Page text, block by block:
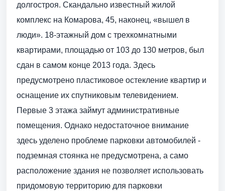
долгостроя. Скандально известный жилой
комплекс на Комарова, 45, наконец, «вышел в
люди». 18-этажный дом с трехкомнатными
квартирами, площадью от 103 до 130 метров, был
сдан в самом конце 2013 года. Здесь
предусмотрено пластиковое остекление квартир и
оснащение их спутниковым телевидением.
Первые 3 этажа займут административные
помещения. Однако недостаточное внимание
здесь уделено проблеме парковки автомобилей -
подземная стоянка не предусмотрена, а само
расположение здания не позволяет использовать
придомовую территорию для парковки